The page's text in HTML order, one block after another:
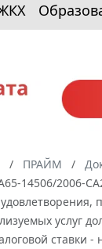
ПРАЙМ
14506/2006-
услуг
ставки